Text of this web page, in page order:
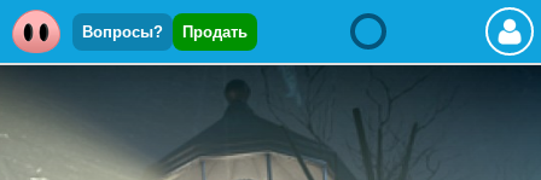
Вопросы? Продать